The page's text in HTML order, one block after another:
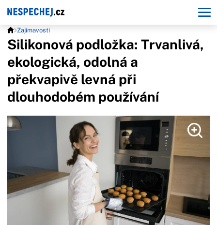
Zajímavosti
Silikonová podložka: Trvanlivá,
ekologická, odolná a
překvapivě levná při
dlouhodobém používání